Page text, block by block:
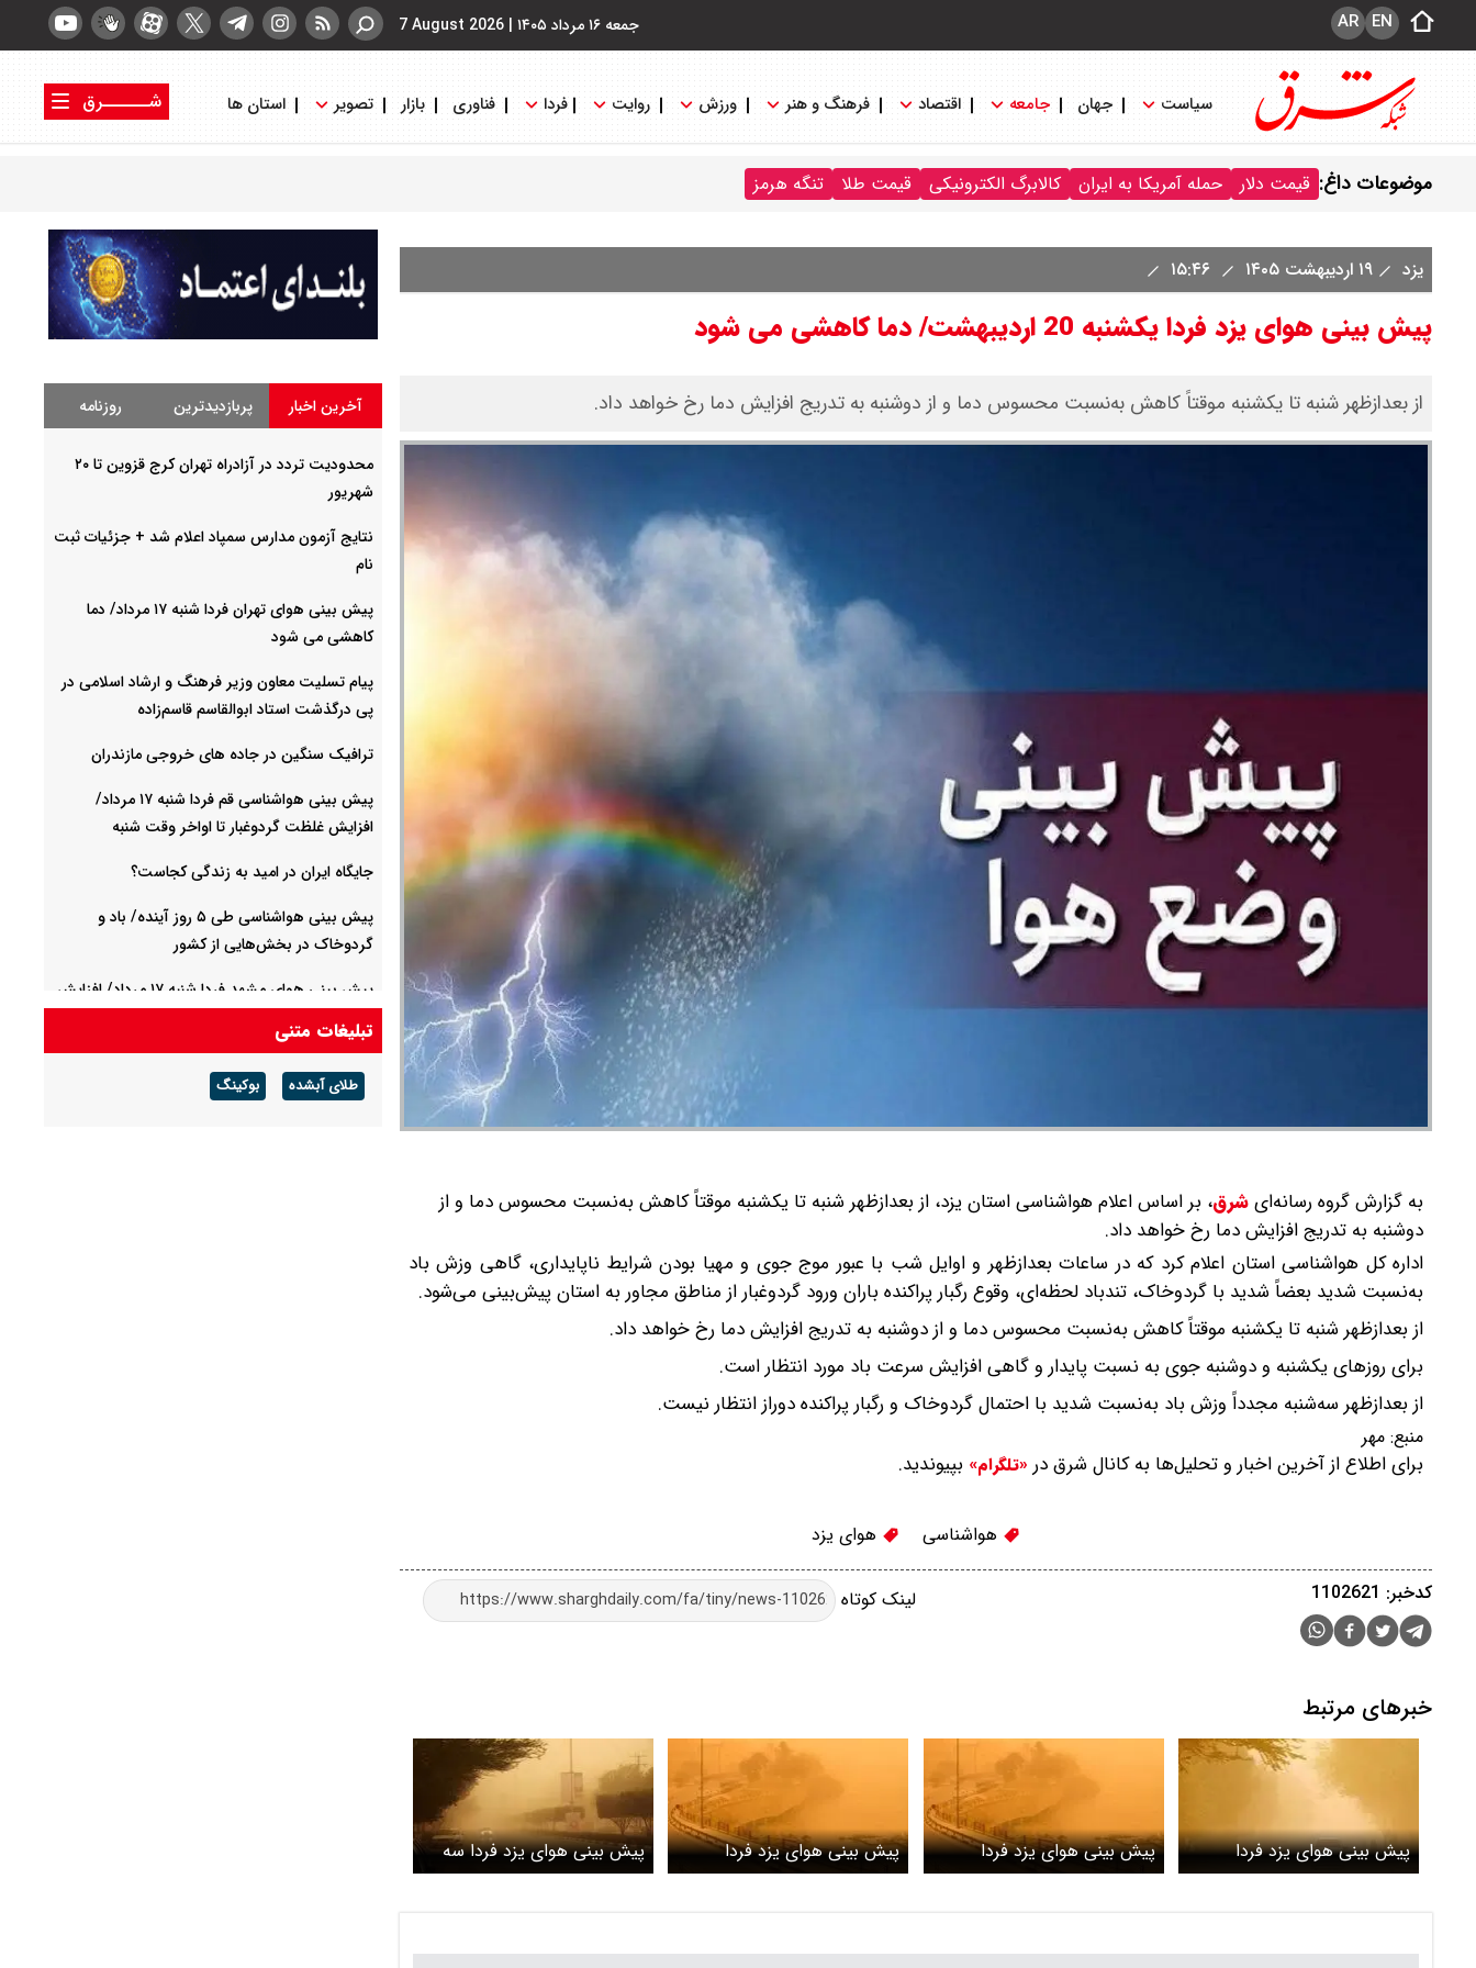
جمعه ۱۶ مرداد ۱۴۰۵ |
7 August 2026 EN
AR
سیاست جهان جامعه اقتصاد فرهنگ و هنر ورزش روایت فردا فناوری بازار تصویر استان ها
شــــــرق
موضوعات داغ: قیمت دلار حمله آمریکا به ایران کالابرگ الکترونیکی قیمت طلا تنگه هرمز
یزد ۱۹ اردیبهشت ۱۴۰۵
پیش بینی هوای یزد فردا یکشنبه 20 اردیبهشت/ دما کاهشی می شود
از بعدازظهر شنبه تا یکشنبه موقتاً کاهش به‌نسبت محسوس دما و از دوشنبه به تدریج افزایش دما رخ خواهد داد.
به گزارش گروه رسانه‌ایشرق، بر اساس اعلام هواشناسی استان یزد، از بعدازظهر شنبه تا یکشنبه موقتاً کاهش به‌نسبت محسوس دما و از
دوشنبه به تدریج افزایش دما رخ خواهد داد.
اداره کل هواشناسی استان اعلام کرد که در ساعات بعدازظهر و اوایل شب با عبور موج جوی و مهیا بودن شرایط ناپایداری، گاهی وزش باد
به‌نسبت شدید بعضاً شدید با گردوخاک، تندباد لحظه‌ای، وقوع رگبار پراکنده باران ورود گردوغبار از مناطق مجاور به استان پیش‌بینی می‌شود.
از بعدازظهر شنبه تا یکشنبه موقتاً کاهش به‌نسبت محسوس دما و از دوشنبه به تدریج افزایش دما رخ خواهد داد.
برای روزهای یکشنبه و دوشنبه جوی به نسبت پایدار و گاهی افزایش سرعت باد مورد انتظار است.
از بعدازظهر سه‌شنبه مجدداً وزش باد به‌نسبت شدید با احتمال گردوخاک و رگبار پراکنده دوراز انتظار نیست.
منبع: مهر
برای اطلاع از آخرین اخبار و تحلیل‌ها به کانال شرق در «تلگرام» بپیوندید.
هواشناسی هوای یزد
لینک کوتاه کدخبر: 1102621
خبرهای مرتبط
پیش بینی هوای یزد فردا
پنجشنبه 17 اردیبهشت / تدوام
پیش بینی هوای یزد فردا
چهارشنبه 9 اردیبهشت/ طوفان
پیش بینی هوای یزد فردا
پنجشنبه 3 اردیبهشت / احتمال
پیش بینی هوای یزد فردا سه
شنبه 1 اردیبهشت / پیش بینی
آخرین اخبار پربازدیدترین روزنامه
محدودیت تردد در آزادراه تهران کرج قزوین تا ۲۰
شهریور
نتایج آزمون مدارس سمپاد اعلام شد + جزئیات ثبت
نام
پیش بینی هوای تهران فردا شنبه ۱۷ مرداد/ دما
کاهشی می شود
پیام تسلیت معاون وزیر فرهنگ و ارشاد اسلامی در
پی درگذشت استاد ابوالقاسم قاسم‌زاده
ترافیک سنگین در جاده های خروجی مازندران
پیش بینی هواشناسی قم فردا شنبه ۱۷ مرداد/
افزایش غلظت گردوغبار تا اواخر وقت شنبه
جایگاه ایران در امید به زندگی کجاست؟
پیش بینی هواشناسی طی ۵ روز آینده/ باد و
گردوخاک در بخش‌هایی از کشور
پیش بینی هوای مشهد فردا شنبه ۱۷ مرداد/ افزایش
دما از روز سه شنبه
پیش بینی هوای لرستان فردا ۱۷ مرداد/ تداوم هوای
گرم و افزایش سرعت وزش باد
تبلیغات متنی
طلای آبشده بوکینگ